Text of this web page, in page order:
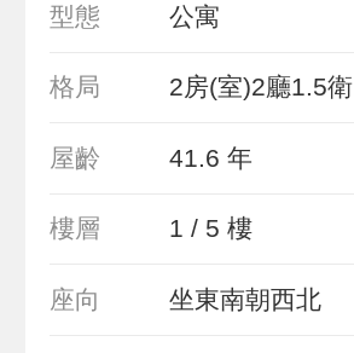
型態 公寓
格局 2房(室)2廳1.5衛
屋齡 41.6 年
樓層 1 / 5 樓
座向 坐東南朝西北